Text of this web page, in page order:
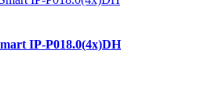
IP-P018.0(4x)DH